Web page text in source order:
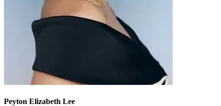
Peyton Elizabeth Lee